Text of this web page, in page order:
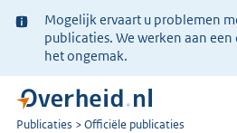
Ter
informatie:
Mogelijk ervaart u problemen
publicaties. We werken aan een
het ongemak.
U
Publicaties Officiële publicaties